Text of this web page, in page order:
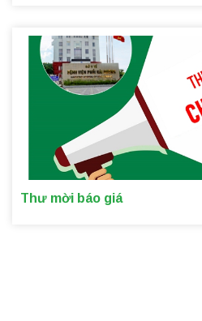
Thư mời báo giá